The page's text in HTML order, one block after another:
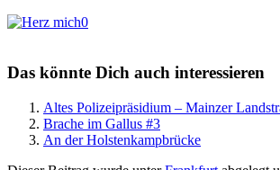
0
Das könnte Dich auch interessieren
Altes Polizeipräsidium – Mainzer
Brache im Gallus #3
An der Holstenkampbrücke